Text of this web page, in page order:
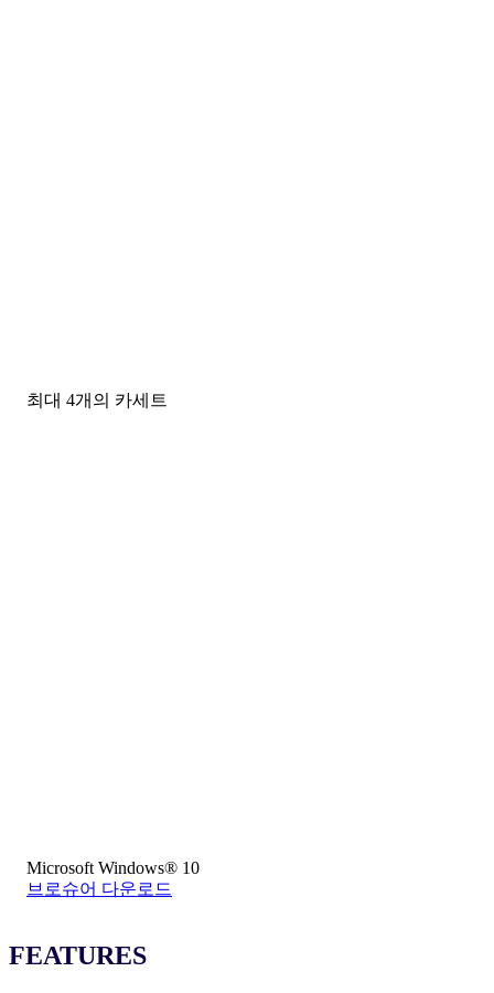
최대 4개의 카세트
Microsoft Windows® 10
브로슈어 다운로드
FEATURES